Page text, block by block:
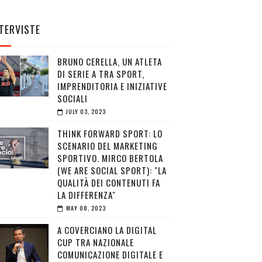
BRUNO CERELLA, UN ATLETA
DI SERIE A TRA SPORT,
IMPRENDITORIA E INIZIATIVE
SOCIALI
JULY 03, 2023
THINK FORWARD SPORT: LO
SCENARIO DEL MARKETING
SPORTIVO. MIRCO BERTOLA
(WE ARE SOCIAL SPORT): "LA
QUALITÀ DEI CONTENUTI FA
LA DIFFERENZA"
MAY 08, 2023
A COVERCIANO LA DIGITAL
CUP TRA NAZIONALE
COMUNICAZIONE DIGITALE E